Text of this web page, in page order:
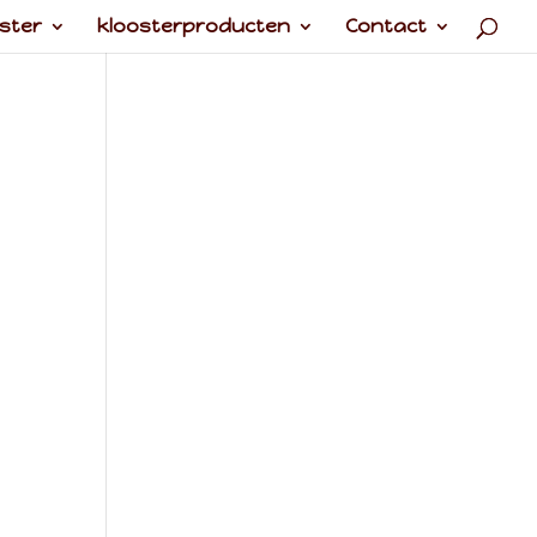
kloosterproducten Contact